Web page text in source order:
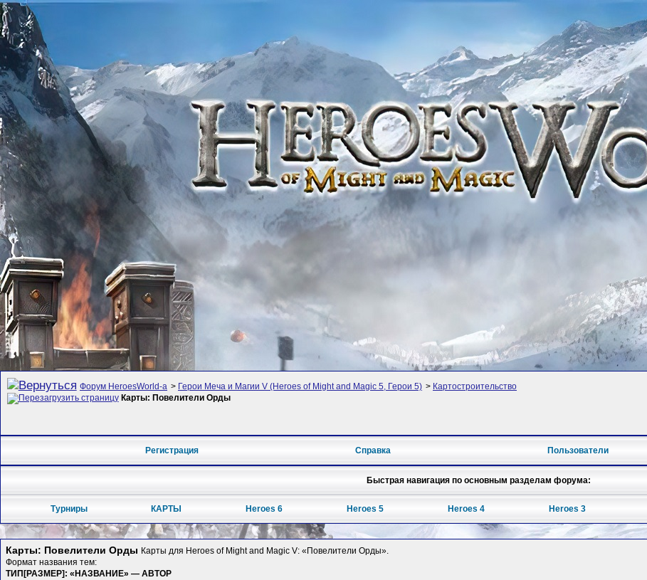
Форум HeroesWorld-а > Герои Меча и Магии V (Heroes of Might and Magic 5, Герои 5) > Картостроительство
Карты: Повелители Орды
Регистрация Справка Пользователи
Быстрая навигация по основным разделам форума:
Турниры КАРТЫ Heroes 6 Heroes 5 Heroes 4 Heroes 3
Карты: Повелители Орды Карты для Heroes of Might and Magic V: «Повелители Орды».
Формат названия тем:
ТИП[РАЗМЕР]: «НАЗВАНИЕ» — АВТОР